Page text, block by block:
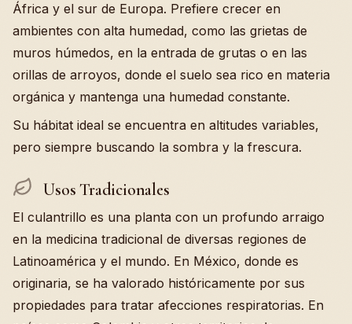
África y el sur de Europa. Prefiere crecer en
ambientes con alta humedad, como las grietas de
muros húmedos, en la entrada de grutas o en las
orillas de arroyos, donde el suelo sea rico en materia
orgánica y mantenga una humedad constante.
Su hábitat ideal se encuentra en altitudes variables,
pero siempre buscando la sombra y la frescura.
Usos Tradicionales
El culantrillo es una planta con un profundo arraigo
en la medicina tradicional de diversas regiones de
Latinoamérica y el mundo. En México, donde es
originaria, se ha valorado históricamente por sus
propiedades para tratar afecciones respiratorias. En